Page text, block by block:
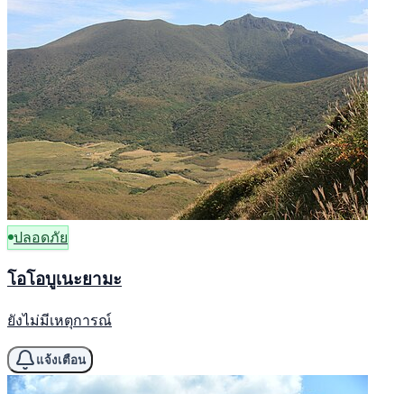
ปลอดภัย
โอโอบูเนะยามะ
ยังไม่มีเหตุการณ์
แจ้งเตือน